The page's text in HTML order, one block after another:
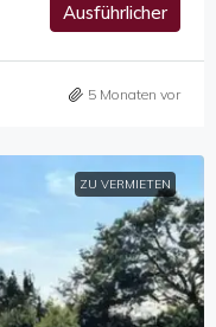
Ausführlicher
5 Monaten vor
ZU VERMIETEN